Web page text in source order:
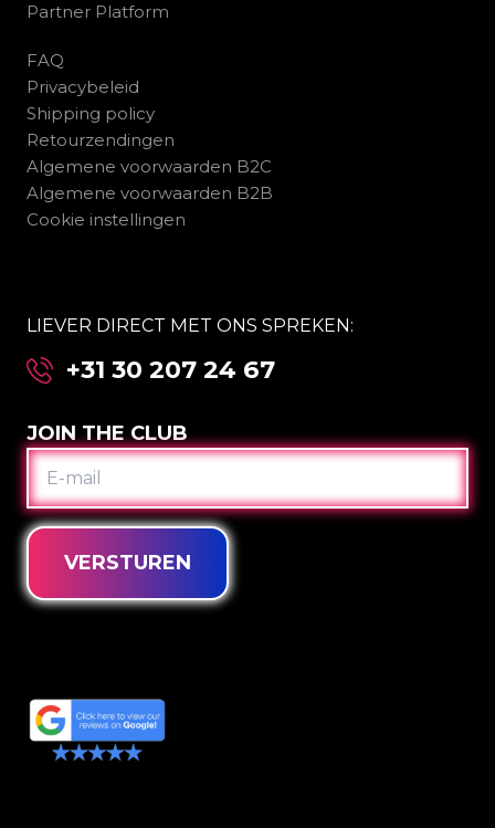
Partner Platform
FAQ
Privacybeleid
Shipping policy
Retourzendingen
Algemene voorwaarden B2C
Algemene voorwaarden B2B
Cookie instellingen
LIEVER DIRECT MET ONS SPREKEN:
+31 30 207 24 67
JOIN THE CLUB
E-
MAIL
VERSTUREN